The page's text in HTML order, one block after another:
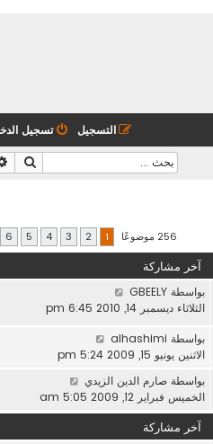
تسجيل التسجيل
256 موضوعًا 1
2
3
4
5
6
آخر مشاركة
بواسطة GBEELY
الثلاثاء ديسمبر 14, 2010 6:45 pm
بواسطة alhashimi
الاثنين يونيو 15, 2009 5:24 pm
بواسطة صارم الدين الزيدي
الخميس فبراير 12, 2009 5:05 am
آخر مشاركة